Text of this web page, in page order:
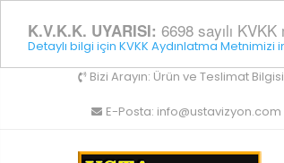
K.V.K.K. UYARISI: 6698 sayılı
Detaylı bilgi için KVKK Aydınlatma Metnimizi
Bizi Arayın: Ürün ve Teslimat
E-Posta: info@ustavizyon.com